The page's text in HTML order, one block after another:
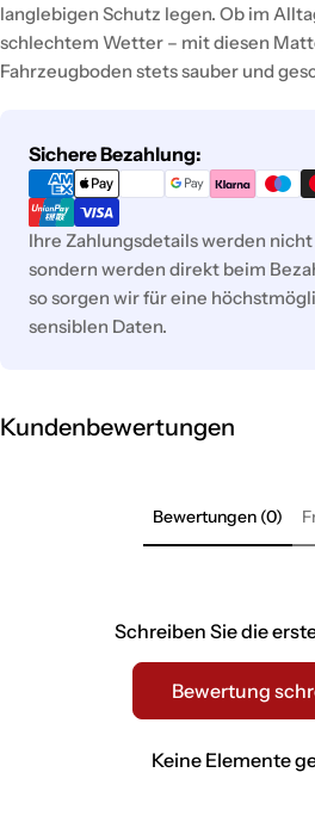
langlebigen Schutz legen. Ob im
schlechtem Wetter – mit diesen
Fahrzeugboden stets sauber und
Sichere Bezahlung:
Zahlungsmethoden
Ihre Zahlungsdetails werden
sondern werden direkt beim
so sorgen wir für eine
sensiblen Daten.
Kundenbewertungen
Bewertungen (0)
Schreiben Sie die
Bewertung
Keine Elemente